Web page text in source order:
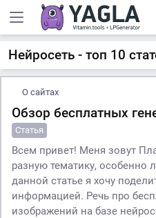
Нейросеть - топ 10
О сайтах
Обзор бесплатных
Статья
Всем привет! Меня зовут
разную тематику, особенно
данной статье я хочу
информацией. Речь про
изображений на базе